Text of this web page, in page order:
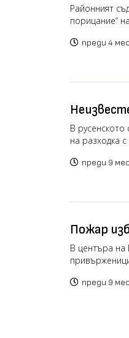
се
Районният
порицание“
преди 4
разхожда
В
на разходка
преди 9
Пожар
В центъра на
преди 9